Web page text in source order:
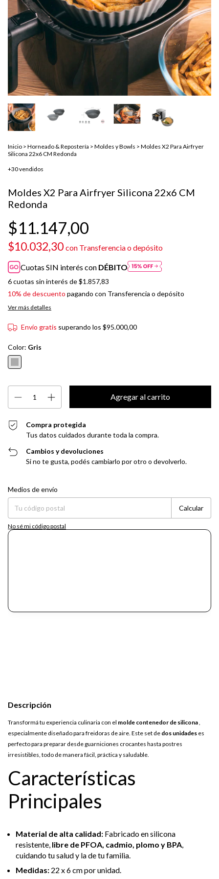
Inicio > Horneado & Repostería > Moldes y Bowls > Moldes X2 Para Airfryer
Silicona 22x6 CM Redonda
+30 vendidos
Moldes X2 Para Airfryer Silicona 22x6 CM
Redonda
$11.147,00
$10.032,30 con Transferencia o depósito
Cuotas SIN interés con DÉBITO
6cuotas sin interés de$1.857,83
10% de descuento pagando con Transferencia o depósito
Ver más detalles
Envío gratis superando los $95.000,00
Color: Gris
Compra protegida
Tus datos cuidados durante toda la compra.
Cambios y devoluciones
Si no te gusta, podés cambiarlo por otro o devolverlo.
Entregas para el CP:
Medios de envío
Calcular
No sé mi código postal
Descripción
Transformá tu experiencia culinaria con el molde contenedor de silicona,
especialmente diseñado para freidoras de aire. Este set de dos unidades es
perfecto para preparar desde guarniciones crocantes hasta postres
irresistibles, todo de manera fácil, práctica y saludable.
Características
Principales
Material de alta calidad: Fabricado en silicona
resistente, libre de PFOA, cadmio, plomo y BPA,
cuidando tu salud y la de tu familia.
Medidas: 22 x 6 cm por unidad.